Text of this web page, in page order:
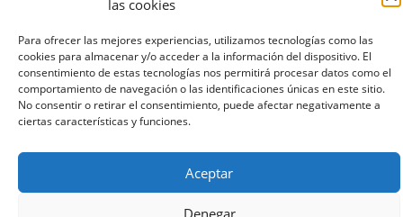
las cookies
Para ofrecer las mejores experiencias, utilizamos tecnologías como las
cookies para almacenar y/o acceder a la información del dispositivo. El
consentimiento de estas tecnologías nos permitirá procesar datos como el
comportamiento de navegación o las identificaciones únicas en este sitio.
No consentir o retirar el consentimiento, puede afectar negativamente a
ciertas características y funciones.
Aceptar
Denegar
© 2026 lcampus.co Todos los derechos reservados.